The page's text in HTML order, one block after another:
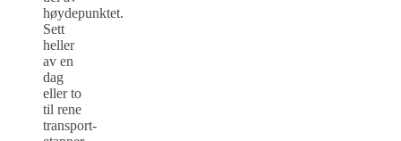
høydepunktet.
Sett
heller
av en
dag
eller to
til rene
transport-